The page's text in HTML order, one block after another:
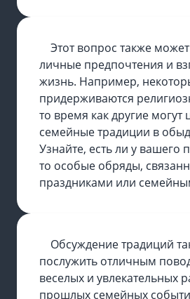
Этот вопрос также
личные предпочтения и
жизнь. Например,
придерживаются
то время как другие могут
семейные традиции в
Узнайте, есть ли у вашего
то особые обряды,
праздниками или
Обсуждение традиций
послужить отличным
веселых и увлекательных
прошлых семейных